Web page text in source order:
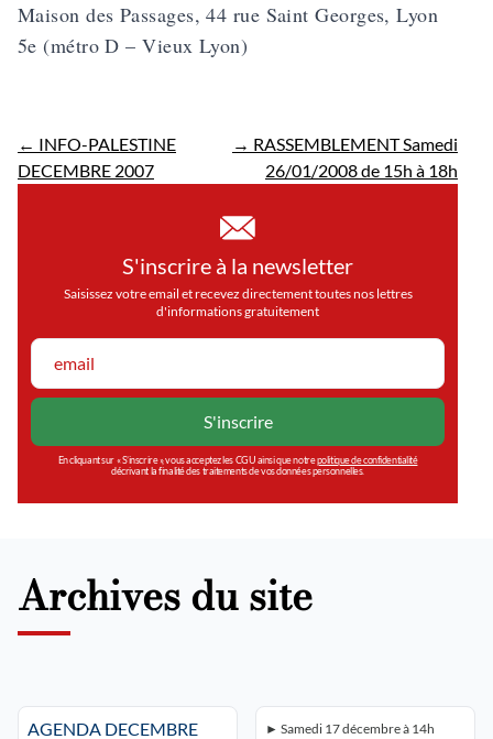
Maison des Passages, 44 rue Saint Georges, Lyon
5e (métro D – Vieux Lyon)
← INFO-PALESTINE
DECEMBRE 2007
→ RASSEMBLEMENT Samedi
26/01/2008 de 15h à 18h
S'inscrire à la newsletter
Saisissez votre email et recevez directement toutes nos lettres
d'informations gratuitement
En cliquant sur « S’inscrire », vous acceptez les CGU ainsi que notrepolitique de confidentialité
décrivant la finalité des traitements de vos données personnelles.
Archives du site
AGENDA DECEMBRE
► Samedi 17 décembre à 14h